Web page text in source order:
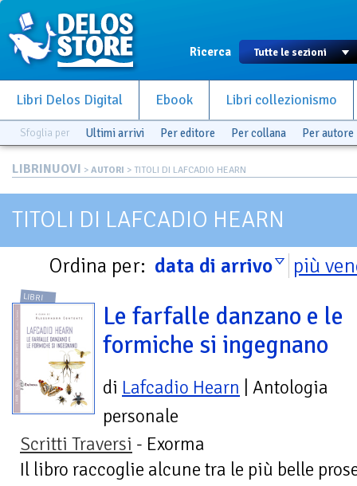
Ricerca
Libri Delos Digital Ebook Libri collezionismo
Sfoglia per Ultimi arrivi Per editore Per collana Per autore
LIBRINUOVI > AUTORI > TITOLI DI LAFCADIO HEARN
TITOLI DI LAFCADIO HEARN
Ordina per: data di arrivo più
LIBRI
Le farfalle danzano e le
formiche si ingegnano
di Lafcadio Hearn | Antologia
personale
Scritti Traversi - Exorma
Il libro raccoglie alcune tra le più belle